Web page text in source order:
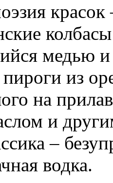
красок
колбасы
медью и
из
на
и
–
водка.